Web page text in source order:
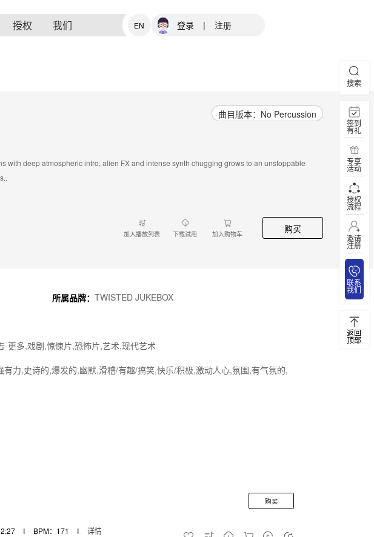
授权 我们 EN 登录 | 注册
曲目版本：No Percussion
with deep atmospheric intro, alien FX and intense synth chugging grows to an unstoppable
加入播放列表 下载试用 加入购物车 购买
所属品牌： TWISTED JUKEBOX
更多,戏剧,惊悚片,恐怖片,艺术,现代艺术
力,史诗的,爆发的,幽默,滑稽/有趣/搞笑,快乐/积极,激动人心,氛围,有气氛的,
I BPM：171 I 详情
购买
搜索
签到
有礼
专享
活动
授权
流程
邀请
注册
联系
我们
返回
顶部